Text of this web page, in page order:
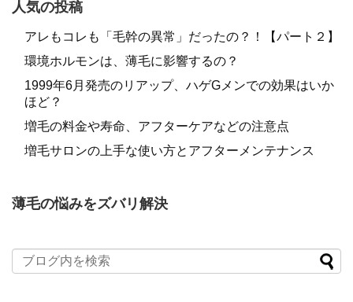
人気の投稿
アレもコレも「毛幹の異常」だったの？！【パート２】
環境ホルモンは、薄毛に影響するの？
1999年6月発売のリアップ、ハゲGメンでの効果はいか
ほど？
増毛の料金や寿命、アフターケアなどの注意点
増毛サロンの上手な使い方とアフターメンテナンス
薄毛の悩みをズバリ解決